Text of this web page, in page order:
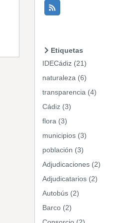
Etiquetas
IDECádiz (21)
naturaleza (6)
transparencia (4)
Cádiz (3)
flora (3)
municipios (3)
población (3)
Adjudicaciones (2)
Adjudicatarios (2)
Autobús (2)
Barco (2)